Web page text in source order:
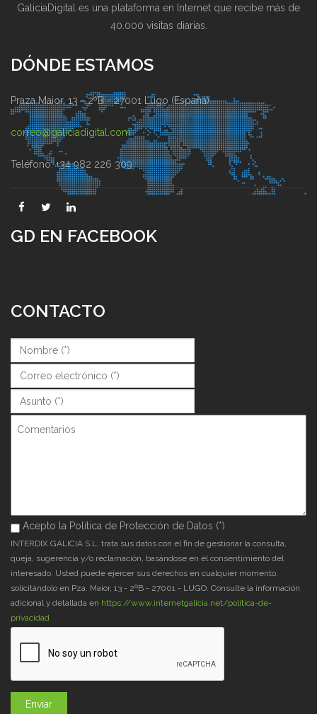
GaliciaDigital es una plataforma en Internet que recibe más de
40.000 visitas diarias.
DÓNDE ESTAMOS
Praza Maior, 13 - 2ºB - 27001 Lugo (España)
correo@galiciadigital.com
Teléfono: +34 982 226 309
GD EN FACEBOOK
CONTACTO
Nombre (*)*
Correo (*)*
Asunto (*)*
Comentarios
Acepto la Política de Protección de Datos (*)
Acepto la Política de Protección de Datos (*)
INTERDIX GALICIA S.L. trata sus datos con el fin de gestionar la consulta,
queja, sugerencia y/o reclamación, basándose en el consentimiento del
interesado. Usted puede ejercer sus derechos en cualquier momento,
solicitándolo en Pza. Maior, 13 - 2ºB - 27001 - LUGO. Consulte la información
adicional y detallada en https://www.internetgalicia.net/política-de-
privacidad